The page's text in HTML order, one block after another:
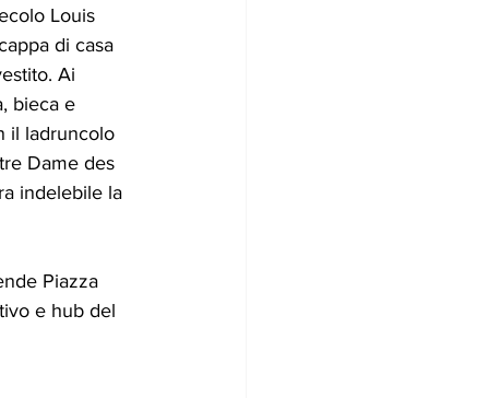
Louis
di casa
Ai
bieca e
il ladruncolo
Dame des
indelebile la
Piazza
e hub del